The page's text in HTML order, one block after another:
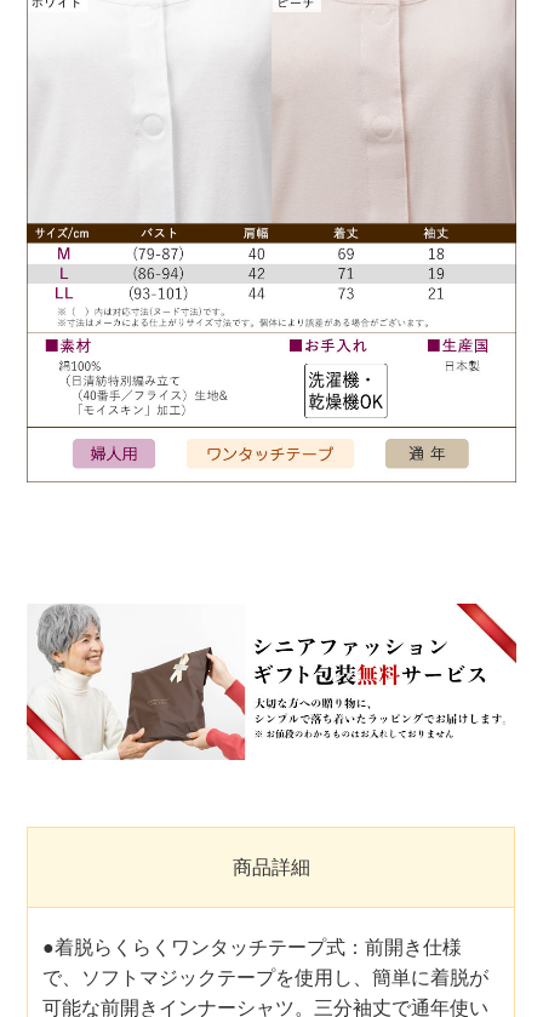
商品詳細
●着脱らくらくワンタッチテープ式：前開き仕様
で、ソフトマジックテープを使用し、簡単に着脱が
可能な前開きインナーシャツ。三分袖丈で通年使い